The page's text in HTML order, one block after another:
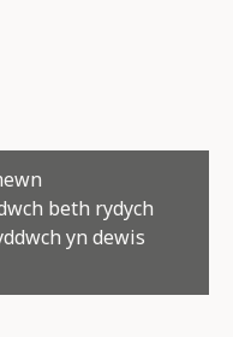
beth rydych
yn dewis